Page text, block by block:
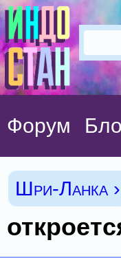
Форум
Шри-Ланка ›